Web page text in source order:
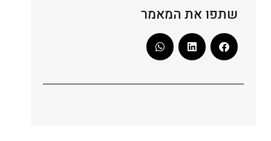
שתפו את המאמר